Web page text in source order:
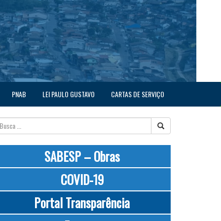
PNAB LEI PAULO GUSTAVO CARTAS DE SERVIÇO
SABESP – Obras
COVID-19
Portal Transparência